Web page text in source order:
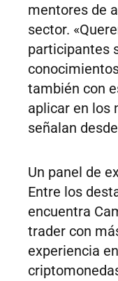
mentores de
sector.
participantes
también con
aplicar en los
señalan
Un panel de
Entre los
encuentra
trader con
experiencia